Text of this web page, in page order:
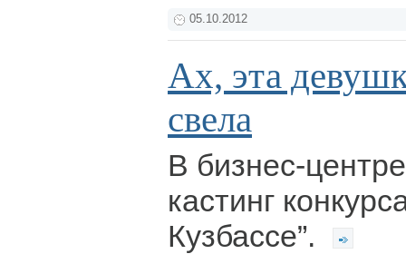
05.10.2012
Ах, эта
свела
В бизнес-
кастинг
Кузбассе”.